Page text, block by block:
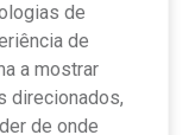
de
de
a mostrar
direcionados,
de onde
Técnicas e